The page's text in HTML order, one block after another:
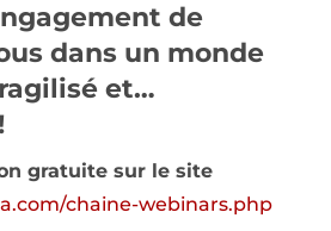
de
dans un monde
et…
gratuite sur le site
chaine-webinars.php